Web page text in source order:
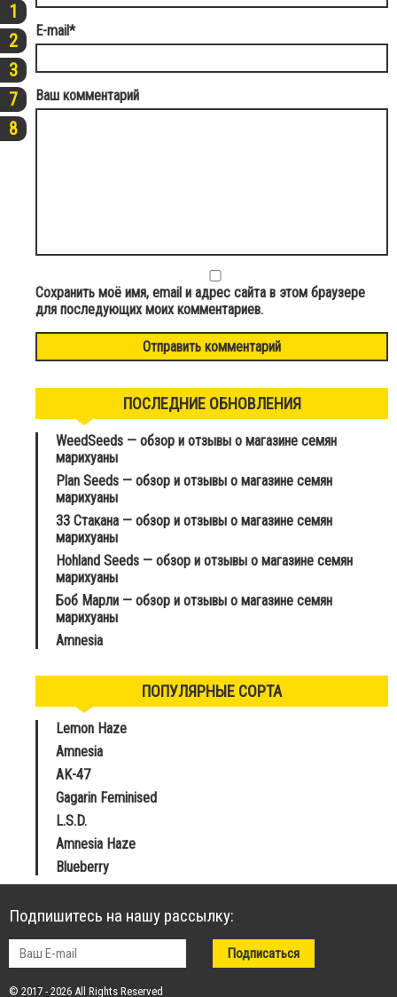
1
2
3
7
8
E-mail*
Ваш комментарий
Сохранить моё имя, email и адрес сайта в этом браузере
для последующих моих комментариев.
ПОСЛЕДНИЕ ОБНОВЛЕНИЯ
WeedSeeds — обзор и отзывы о магазине семян
марихуаны
Plan Seeds — обзор и отзывы о магазине семян
марихуаны
33 Стакана — обзор и отзывы о магазине семян
марихуаны
Hohland Seeds — обзор и отзывы о магазине семян
марихуаны
Боб Марли — обзор и отзывы о магазине семян
марихуаны
Amnesia
ПОПУЛЯРНЫЕ СОРТА
Lemon Haze
Amnesia
AK-47
Gagarin Feminised
L.S.D.
Amnesia Haze
Blueberry
Подпишитесь на нашу рассылку:
© 2017 - 2026 All Rights Reserved